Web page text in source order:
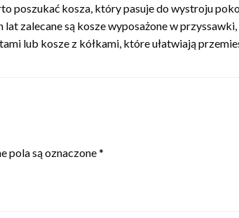
poszukać kosza, który pasuje do wystroju
zalecane są kosze wyposażone w
lub kosze z kółkami, które ułatwiają
pola są oznaczone*